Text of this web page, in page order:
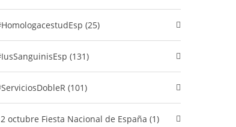
#HomologacestudEsp (25)
#IusSanguinisEsp (131)
#ServiciosDobleR (101)
12 octubre Fiesta Nacional de España (1)